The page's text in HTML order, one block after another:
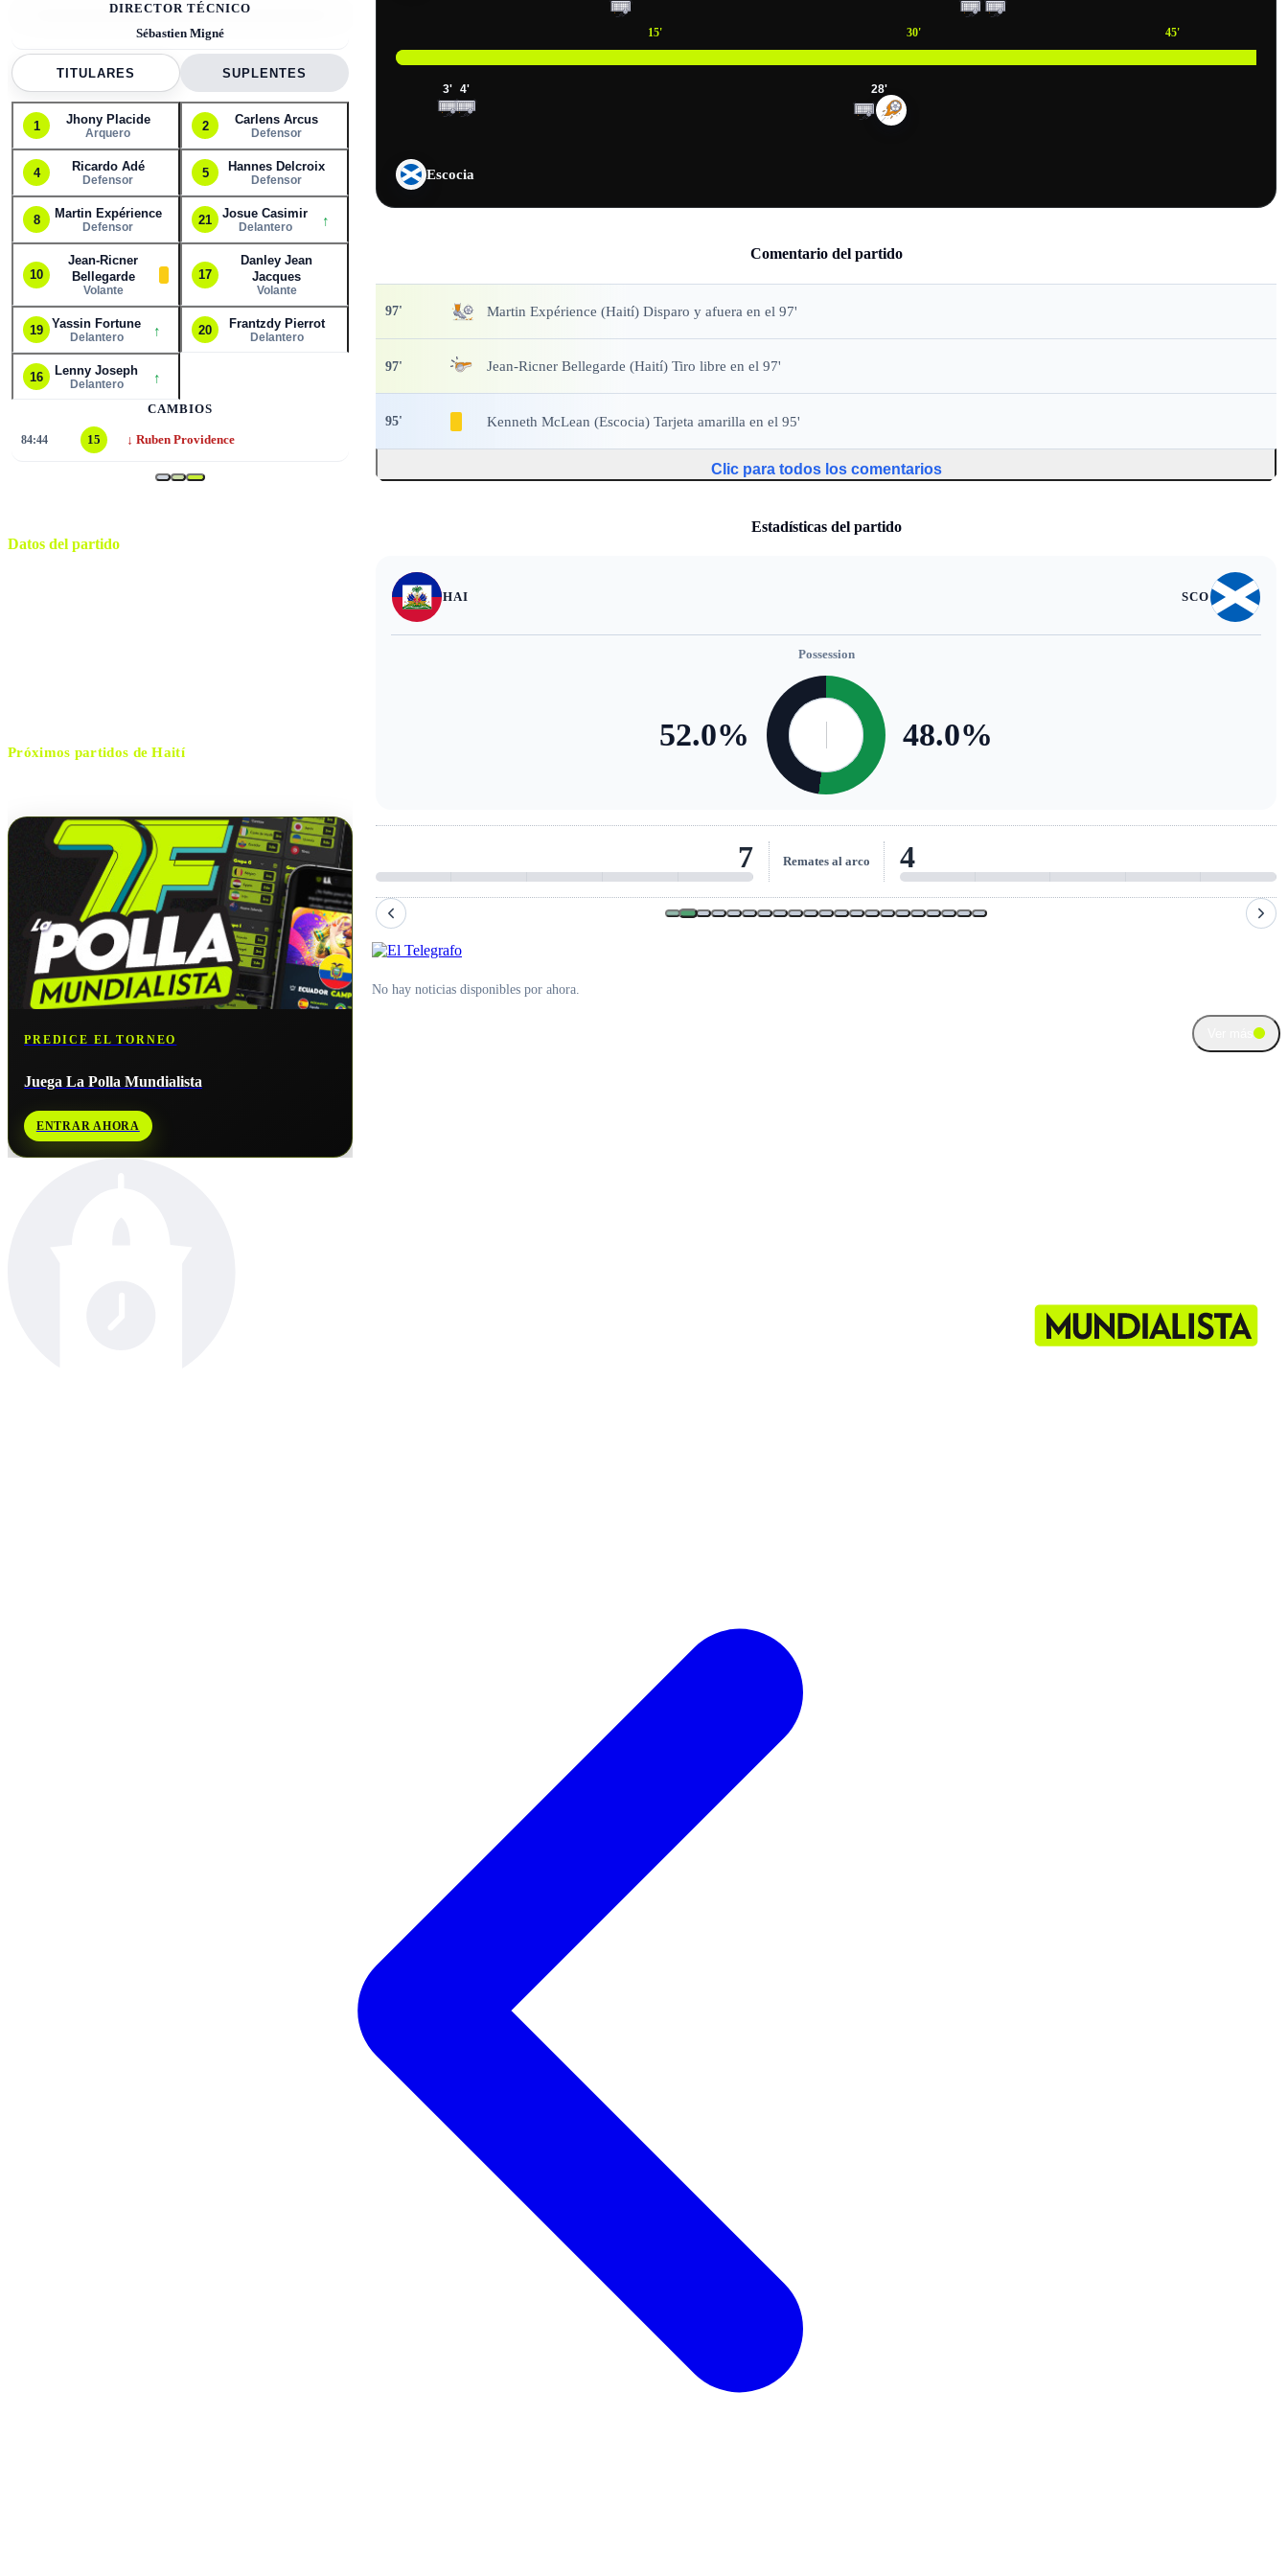
DIRECTOR TÉCNICO
Sébastien Migné
TITULARES SUPLENTES
1 Jhony Placide
Arquero
2 Carlens Arcus
Defensor
4 Ricardo Adé
Defensor
5 Hannes Delcroix
Defensor
8 Martin Expérience
Defensor
21 Josue Casimir
Delantero ↑
10
Jean-Ricner
Bellegarde
Volante
17
Danley Jean
Jacques
Volante
19 Yassin Fortune
Delantero ↑ 20 Frantzdy Pierrot
Delantero
16 Lenny Joseph
Delantero ↑
CAMBIOS
84:44 15 ↓ Ruben Providence
Datos del partido
Próximos partidos deHaití
PREDICE EL TORNEO
Juega La Polla Mundialista
ENTRAR AHORA
15' 30' 45'
3' 4' 28'
Escocia
Comentario del partido
97' Martin Expérience (Haití) Disparo y afuera en el 97'
97' Jean-Ricner Bellegarde (Haití) Tiro libre en el 97'
95' Kenneth McLean (Escocia) Tarjeta amarilla en el 95'
Clic para todos los comentarios
Estadísticas del partido
HAI SCO
Possession
52.0% 48.0%
7 Remates al arco 4
No hay noticias disponibles por ahora.